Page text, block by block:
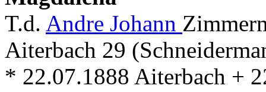
T.d. Andre Johann
Aiterbach 29
* 22.07.1888 Aiterbach +